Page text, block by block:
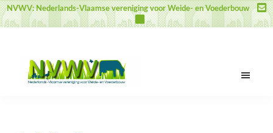
Door
naar
inhoud
Spring
naar
sidebar
Spring
naar
NVWV: Nederlands-Vlaamse vereniging voor Weide- en Voederbouw